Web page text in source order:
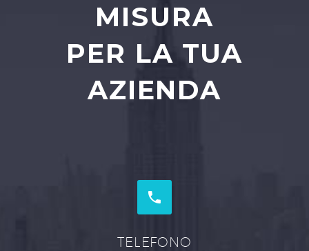
MISURA
PER LA TUA
AZIENDA


TELEFONO